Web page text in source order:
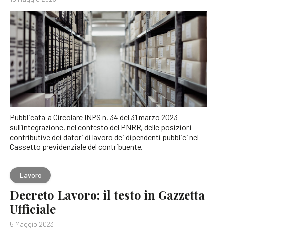
Pubblicata la Circolare INPS n. 34 del 31 marzo 2023
sull’integrazione, nel contesto del PNRR, delle posizioni
contributive dei datori di lavoro dei dipendenti pubblici nel
Cassetto previdenziale del contribuente.
Lavoro
Decreto Lavoro: il testo in Gazzetta
Ufficiale
5 Maggio 2023